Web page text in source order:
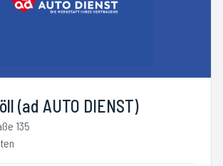
(ad AUTO DIENST)
135